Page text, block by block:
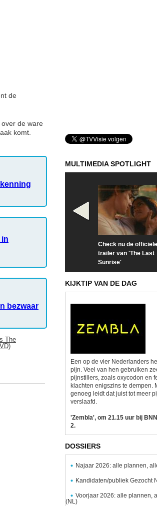
de
de ware
komt.
in
bezwaar
The
MULTIMEDIA SPOTLIGHT
Check nu de officiële
trailer van 'The Last
Sunrise'
KIJKTIP VAN DE DAG
Een op de vier Nederlanders
pijn. Veel van hen gebruiken
pijnstillers, zoals oxycodon en
klachten enigszins te dempen.
genoeg leidt dat juist tot meer
verslaafd.
'Zembla', om 21.15 uur bij
2.
DOSSIERS
Najaar 2026: alle plannen,
Kandidaten/publiek Gezocht
Voorjaar 2026: alle plannen,
(NL)